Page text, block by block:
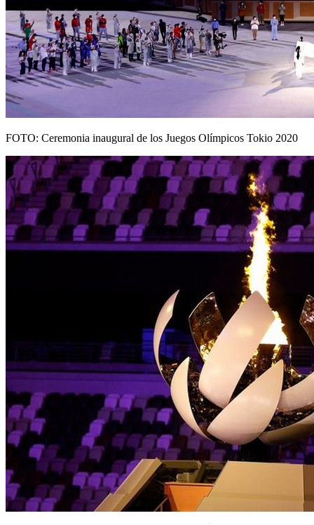
FOTO: Ceremonia inaugural de los Juegos Olímpicos Tokio 2020